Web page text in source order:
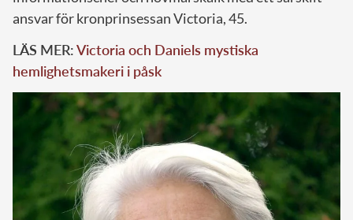
ansvar för kronprinsessan Victoria, 45.
LÄS MER:Victoria och Daniels mystiska
hemlighetsmakeri i påsk